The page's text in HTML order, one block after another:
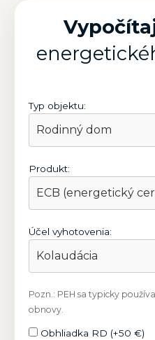
Typ objektu:
Produkt:
Účel vyhotovenia:
Pozn.: PEH sa typicky
obnovy.
Obhliadka RD (+50 €)